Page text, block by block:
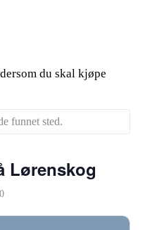
du skal kjøpe
funnet sted.
Lørenskog